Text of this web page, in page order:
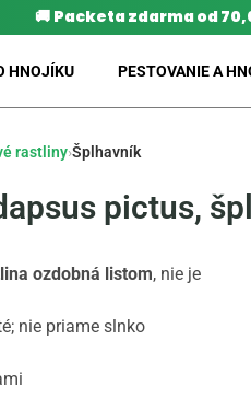
🚚 Packeta zdarma od
HNOJÍKU PESTOVANIE A
rastliny›Šplhavník
pictus,
ozdobná listom, nie je
nie priame slnko